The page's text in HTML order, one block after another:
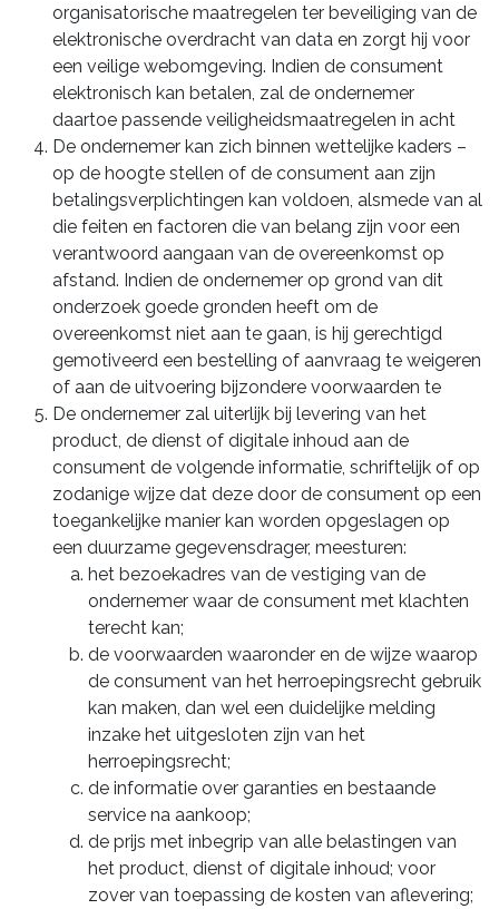
organisatorische maatregelen ter beveiliging van de
elektronische overdracht van data en zorgt hij voor
een veilige webomgeving. Indien de consument
elektronisch kan betalen, zal de ondernemer
daartoe passende veiligheidsmaatregelen in acht
De ondernemer kan zich binnen wettelijke kaders –
op de hoogte stellen of de consument aan zijn
betalingsverplichtingen kan voldoen, alsmede van al
die feiten en factoren die van belang zijn voor een
verantwoord aangaan van de overeenkomst op
afstand. Indien de ondernemer op grond van dit
onderzoek goede gronden heeft om de
overeenkomst niet aan te gaan, is hij gerechtigd
gemotiveerd een bestelling of aanvraag te weigeren
of aan de uitvoering bijzondere voorwaarden te
De ondernemer zal uiterlijk bij levering van het
product, de dienst of digitale inhoud aan de
consument de volgende informatie, schriftelijk of op
zodanige wijze dat deze door de consument op een
toegankelijke manier kan worden opgeslagen op
een duurzame gegevensdrager, meesturen:
het bezoekadres van de vestiging van de
ondernemer waar de consument met klachten
terecht kan;
de voorwaarden waaronder en de wijze waarop
de consument van het herroepingsrecht gebruik
kan maken, dan wel een duidelijke melding
inzake het uitgesloten zijn van het
herroepingsrecht;
de informatie over garanties en bestaande
service na aankoop;
de prijs met inbegrip van alle belastingen van
het product, dienst of digitale inhoud; voor
zover van toepassing de kosten van aflevering;